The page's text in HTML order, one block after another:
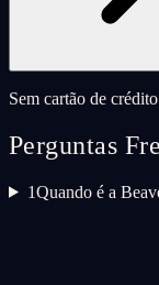
Sem cartão de
Perguntas
1Quando é a